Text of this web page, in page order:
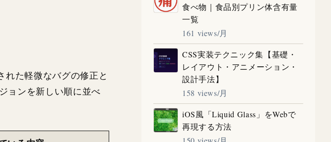
た軽微なバグの修正と
ョンを新しい順に並べ
食べ物｜食品別プリン体含有量
一覧
161 views/月
CSS実装テクニック集【基礎・
レイアウト・アニメーション・
設計手法】
158 views/月
iOS風「Liquid Glass」をWebで
再現する方法